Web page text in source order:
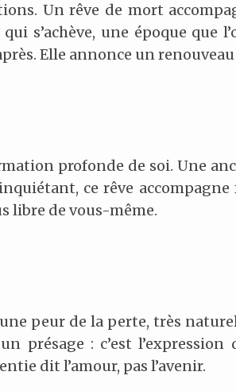
Un rêve de mort
s’achève, une époque que
Elle annonce un
profonde de soi. Une
ce rêve
libre de vous-même.
peur de la perte, très
présage : c’est l’expression
dit l’amour, pas l’avenir.